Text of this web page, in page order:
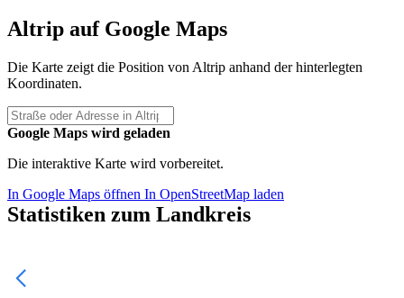
Altrip auf Google Maps
Die Karte zeigt die Position von Altrip anhand der hinterlegten
Koordinaten.
Google Maps wird geladen
Die interaktive Karte wird vorbereitet.
In Google Maps öffnen In OpenStreetMap laden
Statistiken zum Landkreis